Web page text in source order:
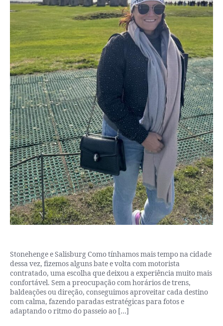
Stonehenge e Salisburg Como tínhamos mais tempo na cidade
dessa vez, fizemos alguns bate e volta com motorista
contratado, uma escolha que deixou a experiência muito mais
confortável. Sem a preocupação com horários de trens,
baldeações ou direção, conseguimos aproveitar cada destino
com calma, fazendo paradas estratégicas para fotos e
adaptando o ritmo do passeio ao […]